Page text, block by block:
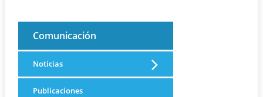
Comunicación
Noticias
Publicaciones